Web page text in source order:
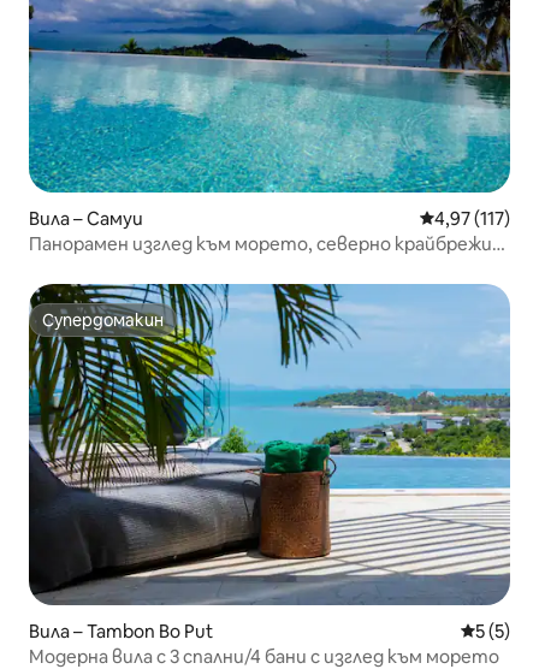
Вила – Самуи Средна
4,97 (117)
Панорамен изглед към морето, северно крайбрежие,
Супердомакин
Супердомакин
Вила – Tambon Bo Put Средна
5 (5)
Модерна вила с 3 спални/4 бани с изглед към морето